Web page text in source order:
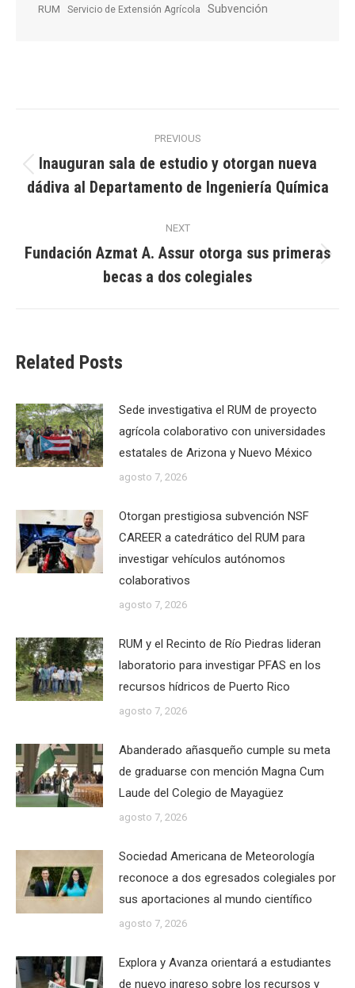
RUM Servicio de Extensión Agrícola Subvención
navigation
PREVIOUS
Previous
post:
Inauguran sala de estudio y otorgan nueva
dádiva al Departamento de Ingeniería Química
NEXT
Next
post:
Fundación Azmat A. Assur otorga sus primeras
becas a dos colegiales
Related Posts
Sede investigativa el RUM de proyecto
agrícola colaborativo con universidades
estatales de Arizona y Nuevo México
agosto 7, 2026
Otorgan prestigiosa subvención NSF
CAREER a catedrático del RUM para
investigar vehículos autónomos
colaborativos
agosto 7, 2026
RUM y el Recinto de Río Piedras lideran
laboratorio para investigar PFAS en los
recursos hídricos de Puerto Rico
agosto 7, 2026
Abanderado añasqueño cumple su meta
de graduarse con mención Magna Cum
Laude del Colegio de Mayagüez
agosto 7, 2026
Sociedad Americana de Meteorología
reconoce a dos egresados colegiales por
sus aportaciones al mundo científico
agosto 7, 2026
Explora y Avanza orientará a estudiantes
de nuevo ingreso sobre los recursos y